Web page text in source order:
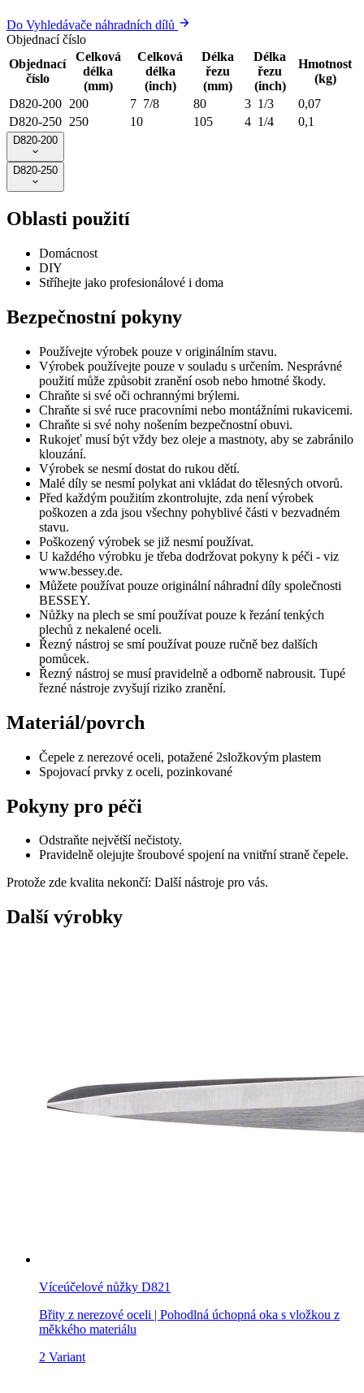
Do Vyhledávače náhradních dílů
Objednací číslo
Objednací
číslo
Celková
délka
(mm)
Celková
délka
(inch)
Délka
řezu
(mm)
Délka
řezu
(inch)
Hmotnost
(kg)
D820-200 200 7 7/8 80 3 1/3
0,07
D820-250 250 10 105 4 1/4 0,1
D820-200
D820-250
Oblasti použití
Domácnost
DIY
Stříhejte jako profesionálové i doma
Bezpečnostní pokyny
Používejte výrobek pouze v originálním stavu.
Výrobek používejte pouze v souladu s určením. Nesprávné
použití může způsobit zranění osob nebo hmotné škody.
Chraňte si své oči ochrannými brýlemi.
Chraňte si své ruce pracovními nebo montážními rukavicemi.
Chraňte si své nohy nošením bezpečnostní obuvi.
Rukojeť musí být vždy bez oleje a mastnoty, aby se zabránilo
klouzání.
Výrobek se nesmí dostat do rukou dětí.
Malé díly se nesmí polykat ani vkládat do tělesných otvorů.
Před každým použitím zkontrolujte, zda není výrobek
poškozen a zda jsou všechny pohyblivé části v bezvadném
stavu.
Poškozený výrobek se již nesmí používat.
U každého výrobku je třeba dodržovat pokyny k péči - viz
www.bessey.de.
Můžete používat pouze originální náhradní díly společnosti
BESSEY.
Nůžky na plech se smí používat pouze k řezání tenkých
plechů z nekalené oceli.
Řezný nástroj se smí používat pouze ručně bez dalších
pomůcek.
Řezný nástroj se musí pravidelně a odborně nabrousit. Tupé
řezné nástroje zvyšují riziko zranění.
Materiál/povrch
Čepele z nerezové oceli, potažené 2složkovým plastem
Spojovací prvky z oceli, pozinkované
Pokyny pro péči
Odstraňte největší nečistoty.
Pravidelně olejujte šroubové spojení na vnitřní straně čepele.
Protože zde kvalita nekončí: Další nástroje pro vás.
Další výrobky
Víceúčelové nůžky D821
Břity z nerezové oceli | Pohodlná úchopná oka s vložkou z
měkkého materiálu
2 Variant